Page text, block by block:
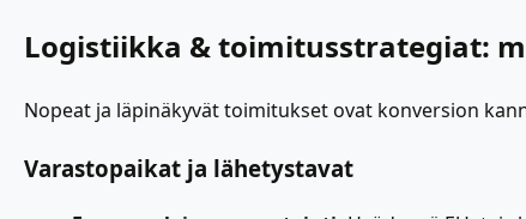
Logistiikka & toimitusstrategiat:
Nopeat ja läpinäkyvät toimitukset ovat konversion
Varastopaikat ja lähetystavat